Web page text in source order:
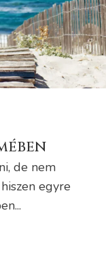
de nem
egyre